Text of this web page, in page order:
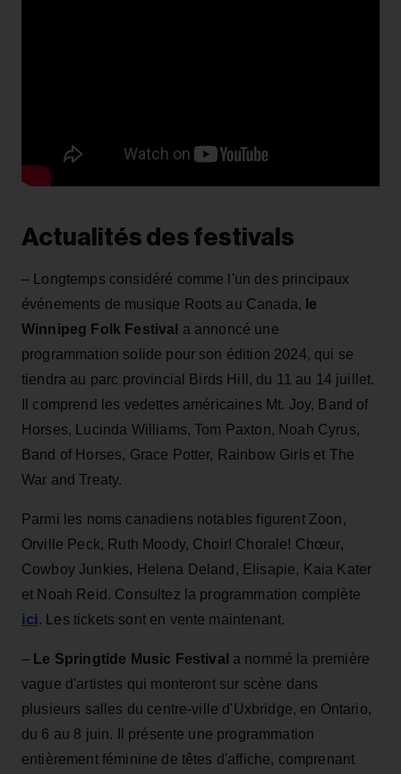
Actualités des festivals
– Longtemps considéré comme l'un des principaux
événements de musique Roots au Canada, le
Winnipeg Folk Festival
a annoncé une
programmation solide pour son édition 2024, qui se
tiendra au parc provincial Birds Hill, du 11 au 14 juillet.
Il comprend les vedettes américaines Mt. Joy, Band of
Horses, Lucinda Williams, Tom Paxton, Noah Cyrus,
Band of Horses, Grace Potter, Rainbow Girls et The
War and Treaty.
Parmi les noms canadiens notables figurent Zoon,
Orville Peck, Ruth Moody, Choir! Chorale! Chœur,
Cowboy Junkies, Helena Deland, Elisapie, Kaia Kater
et Noah Reid. Consultez la programmation complète
ici. Les tickets sont en vente maintenant.
– Le Springtide Music Festival a nommé la première
vague d'artistes qui monteront sur scène dans
plusieurs salles du centre-ville d'Uxbridge, en Ontario,
du 6 au 8 juin. Il présente une programmation
entièrement féminine de têtes d'affiche, comprenant